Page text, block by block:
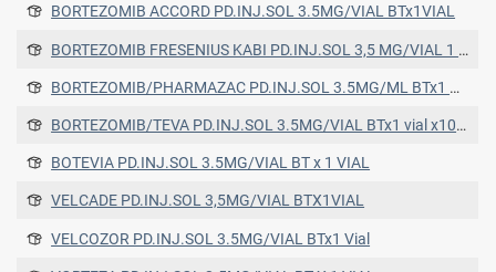
BORTEZOMIB ACCORD PD.INJ.SOL 3.5MG/VIAL BTx1VIAL
BORTEZOMIB FRESENIUS KABI PD.INJ.SOL 3,5 MG/VIAL 1 VIAL
BORTEZOMIB/PHARMAZAC PD.INJ.SOL 3.5MG/ML BTx1 Vial
BORTEZOMIB/TEVA PD.INJ.SOL 3.5MG/VIAL BTx1 vial x10 ML
BOTEVIA PD.INJ.SOL 3.5MG/VIAL BT x 1 VIAL
VELCADE PD.INJ.SOL 3,5MG/VIAL BTX1VIAL
VELCOZOR PD.INJ.SOL 3.5MG/VIAL BTx1 Vial